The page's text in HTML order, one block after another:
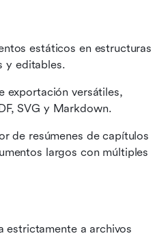
estáticos en estructuras
y editables.
exportación versátiles,
SVG y Markdown.
de resúmenes de capítulos
largos con múltiples
estrictamente a archivos